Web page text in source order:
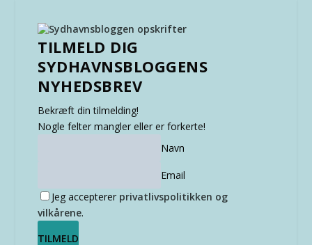
TILMELD DIG
SYDHAVNSBLOGGENS
NYHEDSBREV
Bekræft din tilmelding!
Nogle felter mangler eller er forkerte!
Navn
Email
Jeg accepterer privatlivspolitikken og
vilkårene.